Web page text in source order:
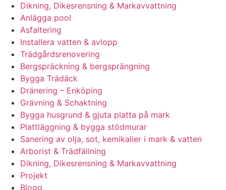
Dikning, Dikesrensning & Markavvattning
Anlägga pool
Asfaltering
Installera vatten & avlopp
Trädgårdsrenovering
Bergspräckning & bergsprängning
Bygga Trädäck
Dränering – Enköping
Grävning & Schaktning
Bygga husgrund & gjuta platta på mark
Plattläggning & bygga stödmurar
Sanering av olja, sot, kemikalier i mark & vatten
Arborist & Trädfällning
Dikning, Dikesrensning & Markavvattning
Projekt
Blogg